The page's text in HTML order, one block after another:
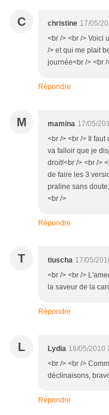
C christine 17/05/
<br /> <br /> Voici
/> et qui me plait
journée<br /> <br /
Répondre
M mamina 17/05/
<br /> <br /> Il faut
va falloir que je
droit!<br /> <br />
de faire les 3
praline sans
<br />
Répondre
T tiuscha 17/05/
<br /> <br />
la saveur de la
Répondre
L Lydia 16/05/2010
<br /> <br />
déclinaisons,
Répondre